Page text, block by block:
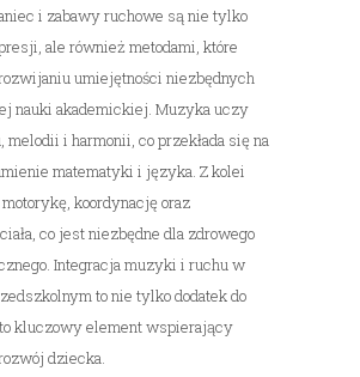
i zabawy ruchowe są nie tylko
ale również metodami, które
umiejętności niezbędnych
nauki akademickiej. Muzyka uczy
i harmonii, co przekłada się na
matematyki i języka. Z kolei
koordynację oraz
co jest niezbędne dla zdrowego
Integracja muzyki i ruchu w
to nie tylko dodatek do
kluczowy element wspierający
dziecka.